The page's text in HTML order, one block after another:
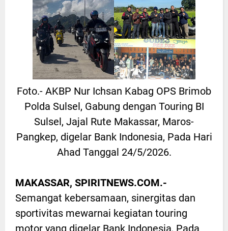
Foto.- AKBP Nur Ichsan Kabag OPS Brimob
Polda Sulsel, Gabung dengan Touring BI
Sulsel, Jajal Rute Makassar, Maros-
Pangkep, digelar Bank Indonesia, Pada Hari
Ahad Tanggal 24/5/2026.
MAKASSAR, SPIRITNEWS.COM.-
Semangat kebersamaan, sinergitas dan
sportivitas mewarnai kegiatan touring
motor yang digelar Bank Indonesia, Pada